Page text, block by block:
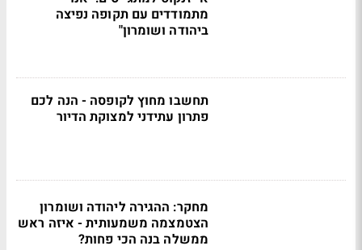
מתמודדים עם תקופה נפיצה
ביהודה ושומרון"
תחשבו מחוץ לקופסה - הנה לכם
פתרון עתידני למצוקת הדיור
מחקר: ההגירה ליהודה ושומרון
הצטמצמה משמעותית - איזה ראש
ממשלה בנה הכי פחות?